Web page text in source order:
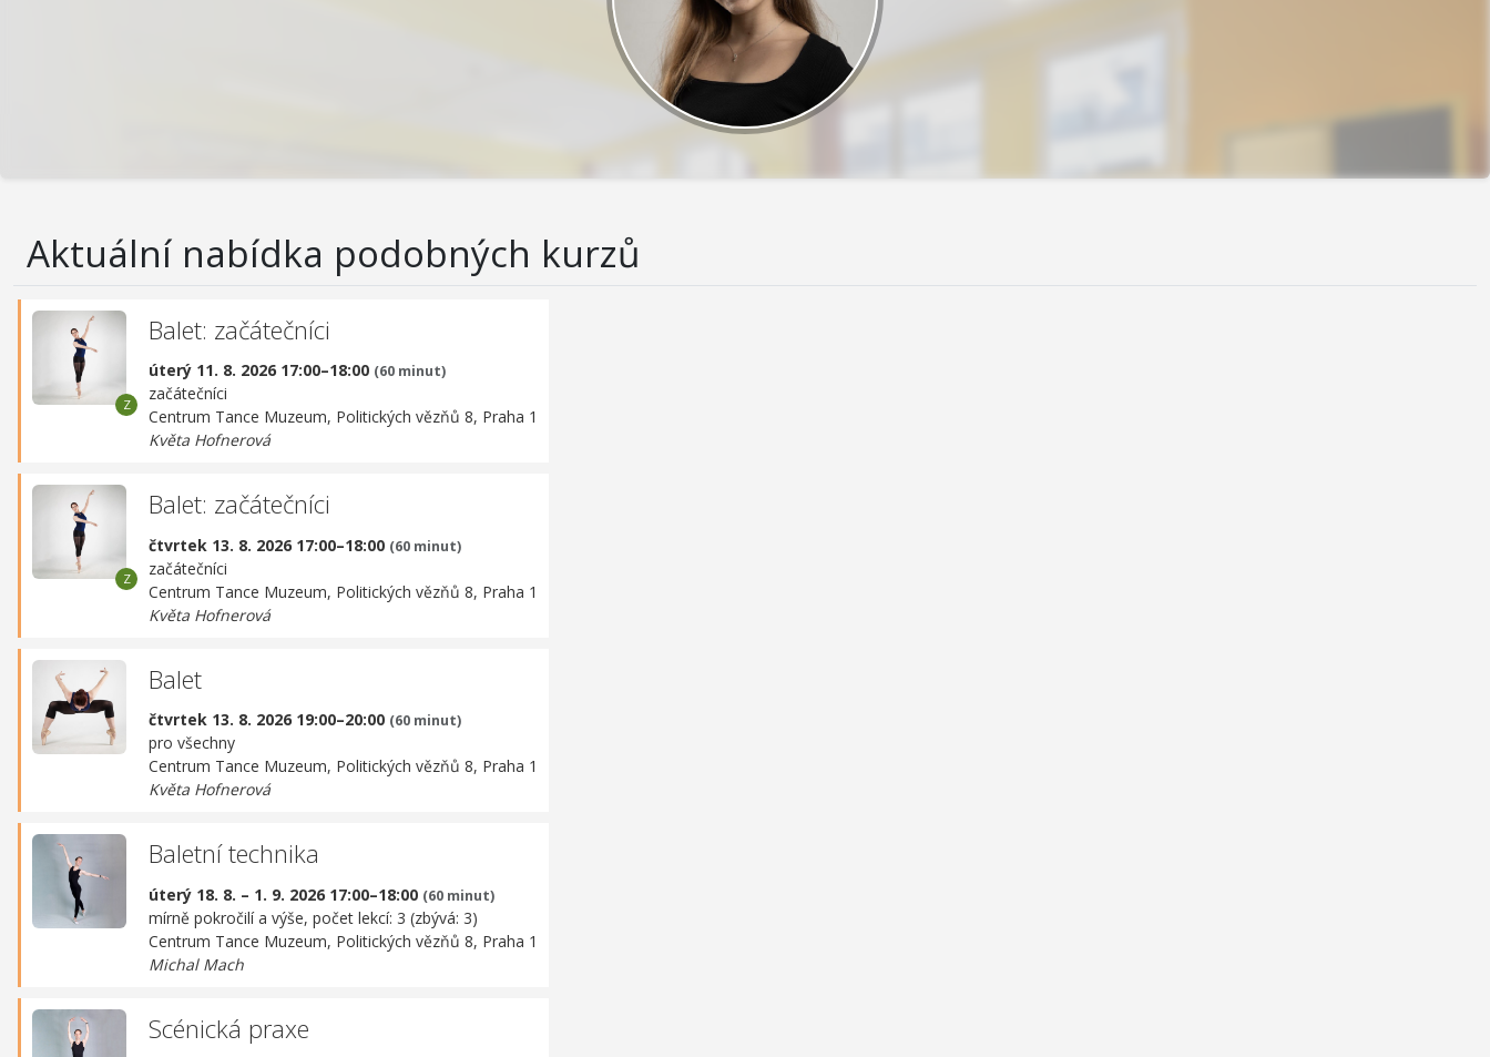
Aktuální nabídka podobných kurzů
Balet: začátečníci
úterý 11. 8. 2026 17:00–18:00 (60 minut)
začátečníci
Centrum Tance Muzeum, Politických vězňů 8, Praha 1
Květa Hofnerová
Balet: začátečníci
čtvrtek 13. 8. 2026 17:00–18:00 (60 minut)
začátečníci
Centrum Tance Muzeum, Politických vězňů 8, Praha 1
Květa Hofnerová
Balet
čtvrtek 13. 8. 2026 19:00–20:00 (60 minut)
pro všechny
Centrum Tance Muzeum, Politických vězňů 8, Praha 1
Květa Hofnerová
Baletní technika
úterý 18. 8. – 1. 9. 2026 17:00–18:00 (60 minut)
mírně pokročilí a výše, počet lekcí: 3 (zbývá: 3)
Centrum Tance Muzeum, Politických vězňů 8, Praha 1
Michal Mach
Scénická praxe